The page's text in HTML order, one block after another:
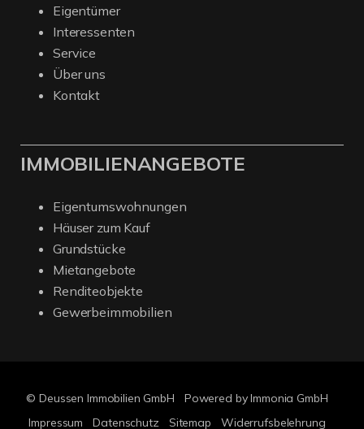
Eigentümer
Interessenten
Service
Über uns
Kontakt
IMMOBILIENANGEBOTE
Eigentumswohnungen
Häuser zum Kauf
Grundstücke
Mietangebote
Renditeobjekte
Gewerbeimmobilien
© Deussen Immobilien GmbH
Powered by Immonia GmbH
Impressum
Datenschutz Sitemap Widerrufsbelehrung